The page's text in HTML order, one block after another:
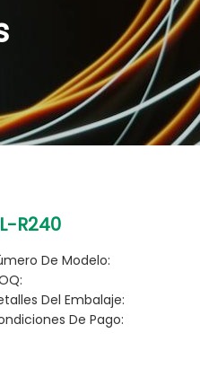
R240
De Modelo:
Del Embalaje:
De Pago: